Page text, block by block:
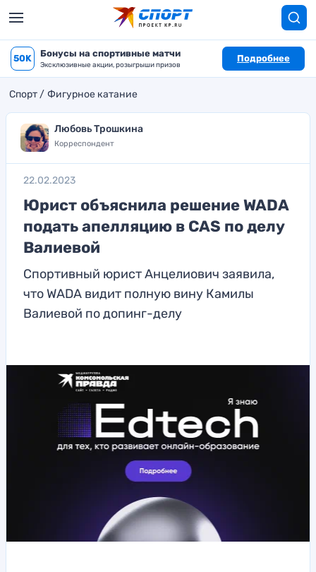
50K Бонусы на спортивные матчи
Эксклюзивные акции, розыгрыши призов
Подробнее
Спорт Фигурное катание
Любовь Трошкина
Корреспондент
22.02.2023
Юрист объяснила решение WADA
подать апелляцию в CAS по делу
Валиевой
Спортивный юрист Анцелиович заявила,
что WADA видит полную вину Камилы
Валиевой по допинг-делу